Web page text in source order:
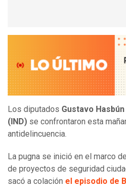
Los diputados Gustavo Hasbún
(IND) se confrontaron esta
antidelincuencia.
La pugna se inició en el marco
de proyectos de seguridad
sacó a colación el episodio de